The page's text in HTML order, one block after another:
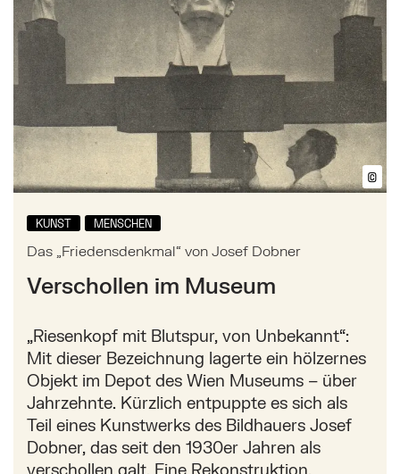
©
KUNST MENSCHEN
Das „Friedensdenkmal“ von Josef Dobner
Verschollen im Museum
„Riesenkopf mit Blutspur, von Unbekannt“:
Mit dieser Bezeichnung lagerte ein hölzernes
Objekt im Depot des Wien Museums – über
Jahrzehnte. Kürzlich entpuppte es sich als
Teil eines Kunstwerks des Bildhauers Josef
Dobner, das seit den 1930er Jahren als
verschollen galt. Eine Rekonstruktion.